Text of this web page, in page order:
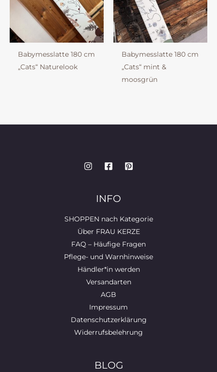
Babymesslatte 180 cm
„Cats“ Naturelook
Babymesslatte 180 cm
„Cats“ mint &
moosgrün
INFO
SHOPPEN nach Kategorie
Über FRAU KERZE
FAQ – Häufige Fragen
Pflege- und Warnhinweise
Händler*in werden
Versandarten
AGB
Impressum
Datenschutzerklärung
Widerrufsbelehrung
BLOG